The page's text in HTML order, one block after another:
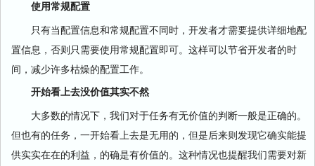
使用常规配置
只有当配置信息和常规配置不同时，开发者才需要提供详细地配
置信息，否则只需要使用常规配置即可。这样可以节省开发者的时
间，减少许多枯燥的配置工作。
开始看上去没价值其实不然
大多数的情况下，我们对于任务有无价值的判断一般是正确的。
但也有的任务，一开始看上去是无用的，但是后来则发现它确实能提
供实实在在的利益，的确是有价值的。这种情况也提醒我们需要对新